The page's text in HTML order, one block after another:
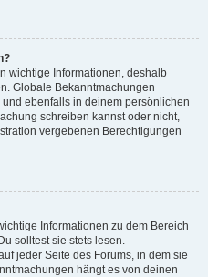
wichtige Informationen, deshalb
Globale Bekanntmachungen
ebenfalls in deinem persönlichen
schreiben kannst oder nicht,
vergebenen Berechtigungen
Informationen zu dem Bereich
solltest sie stets lesen.
jeder Seite des Forums, in dem sie
hängt es von deinen